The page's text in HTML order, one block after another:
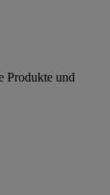
Produkte und